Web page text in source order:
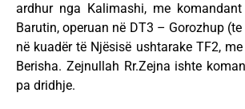
ardhur nga Kalimashi, me
Barutin, operuan në DT3 – Gorozhup
në kuadër të Njësisë ushtarake TF2,
Berisha. Zejnullah Rr.Zejna ishte
pa dridhje.